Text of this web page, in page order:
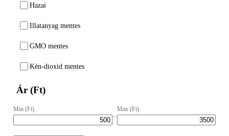
Hazai
Illatanyag mentes
GMO mentes
Kén-dioxid mentes
Ár (Ft)
Min (Ft)
–
Max (Ft)